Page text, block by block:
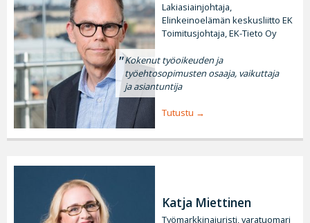
Lakiasiainjohtaja,
Elinkeinoelämän keskusliitto EK
Toimitusjohtaja, EK-Tieto Oy
Kokenut työoikeuden ja
työehtosopimusten osaaja, vaikuttaja
ja asiantuntija
Tutustu
Katja Miettinen
Työmarkkinajuristi, varatuomari